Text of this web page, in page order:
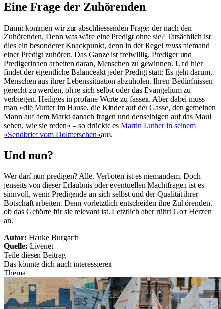
Eine Frage der Zuhörenden
Damit kommen wir zur abschliessenden Frage: der nach den
Zuhörenden. Denn was wäre eine Predigt ohne sie? Tatsächlich ist
dies ein besonderer Knackpunkt, denn in der Regel muss niemand
einer Predigt zuhören. Das Ganze ist freiwillig. Prediger und
Predigerinnen arbeiten daran, Menschen zu gewinnen. Und hier
findet der eigentliche Balanceakt jeder Predigt statt: Es geht darum,
Menschen aus ihrer Lebenssituation abzuholen. Ihren Bedürfnissen
gerecht zu werden, ohne sich selbst oder das Evangelium zu
verbiegen. Heiliges in profane Worte zu fassen. Aber dabei muss
man «die Mutter im Hause, die Kinder auf der Gasse, den gemeinen
Mann auf dem Markt danach fragen und denselbigen auf das Maul
sehen, wie sie reden» – so drückte es Martin Luther in seinem
«Sendbrief vom Dolmetschen»aus.
Und nun?
Wer darf nun predigen? Alle. Verboten ist es niemandem. Doch
jenseits von dieser Erlaubnis oder eventuellen Machtfragen ist es
sinnvoll, wenn Predigende an sich selbst und der Qualität ihrer
Botschaft arbeiten. Denn vorletztlich entscheiden ihre Zuhörenden,
ob das Gehörte für sie relevant ist. Letztlich aber rührt Gott Herzen
an.
Autor: Hauke Burgarth
Quelle: Livenet
Teile diesen Beitrag
Das könnte dich auch interessieren
Thema